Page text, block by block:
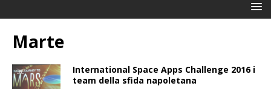
Marte
International Space Apps Challenge 2016 i
team della sfida napoletana